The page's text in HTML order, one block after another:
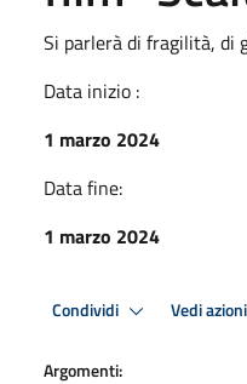
Si parlerà di fragilità, di
Data inizio :
1 marzo 2024
Data fine:
1 marzo 2024
Condividi Vedi azioni
Argomenti: